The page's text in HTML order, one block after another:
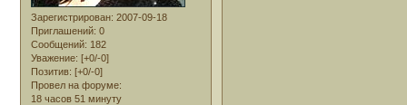
Зарегистрирован: 2007-09-18
Приглашений: 0
Сообщений: 182
Уважение: [+0/-0]
Позитив: [+0/-0]
Провел на форуме:
18 часов 51 минуту